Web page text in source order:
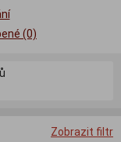
(0)
Zobrazit filtr